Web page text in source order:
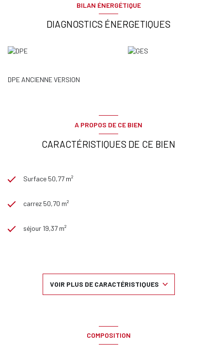
BILAN ÉNERGÉTIQUE
DIAGNOSTICS ÉNERGETIQUES
DPE ANCIENNE VERSION
A PROPOS DE CE BIEN
CARACTÉRISTIQUES DE CE BIEN
Surface 50,77 m²
carrez 50,70 m²
séjour 19,37 m²
VOIR PLUS DE CARACTÉRISTIQUES
COMPOSITION